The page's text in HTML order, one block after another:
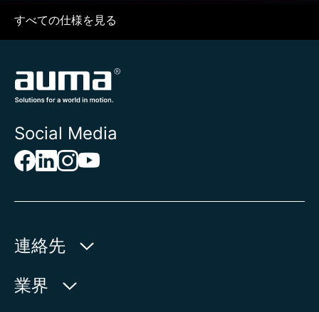
すべての仕様を見る
Social Media
連絡先
AUMA Riester
業界